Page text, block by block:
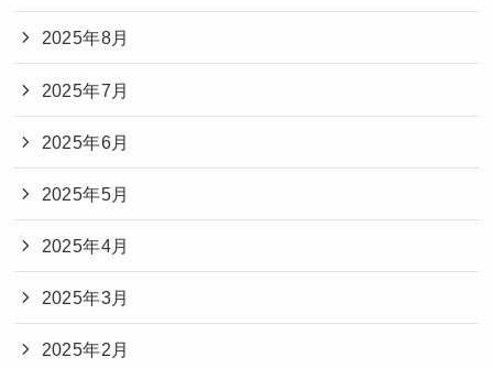
2025年8月
2025年7月
2025年6月
2025年5月
2025年4月
2025年3月
2025年2月